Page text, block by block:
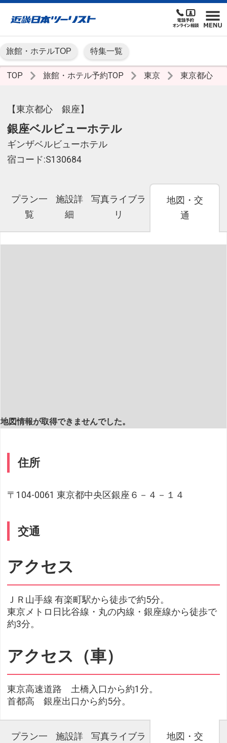
旅館・ホテルTOP 特集一覧
TOP 旅館・ホテル予約TOP 東京 東京都心
【東京都心 銀座】
銀座ベルビューホテル
ギンザベルビューホテル
宿コード:S130684
プラン一
覧
施設詳
細
写真ライブラ
リ
地図・交
通
地図情報が取得できませんでした。
住所
〒104-0061 東京都中央区銀座６－４－１４
交通
アクセス
ＪＲ山手線 有楽町駅から徒歩で約5分。
東京メトロ日比谷線・丸の内線・銀座線から徒歩で
約3分。
アクセス（車）
東京高速道路 土橋入口から約1分。
首都高 銀座出口から約5分。
プラン一
施設詳
写真ライブラ
地図・交